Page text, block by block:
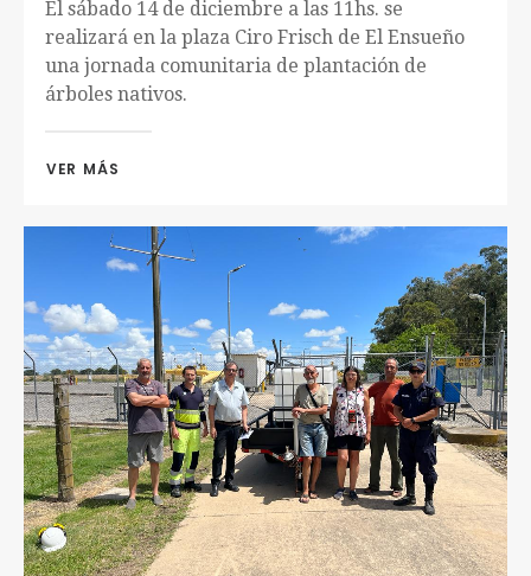
El sábado 14 de diciembre a las 11hs. se
realizará en la plaza Ciro Frisch de El Ensueño
una jornada comunitaria de plantación de
árboles nativos.
VER MÁS